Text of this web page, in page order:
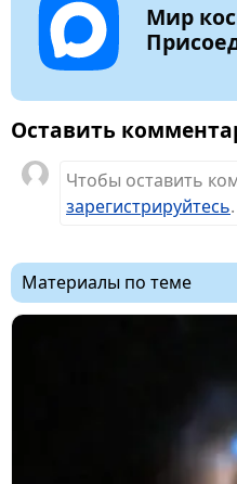
Мир
Оставить
Чтобы оставить
зарегистрируйтесь.
Материалы по теме